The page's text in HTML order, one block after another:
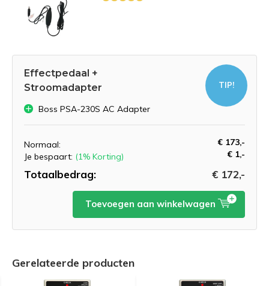
Effectpedaal +
Stroomadapter
Boss PSA-230S AC Adapter
Normaal:
€ 173,-
Je bespaart: (1% Korting) € 1,-
Totaalbedrag: € 172,-
TIP!
Toevoegen aan winkelwagen
Gerelateerde producten